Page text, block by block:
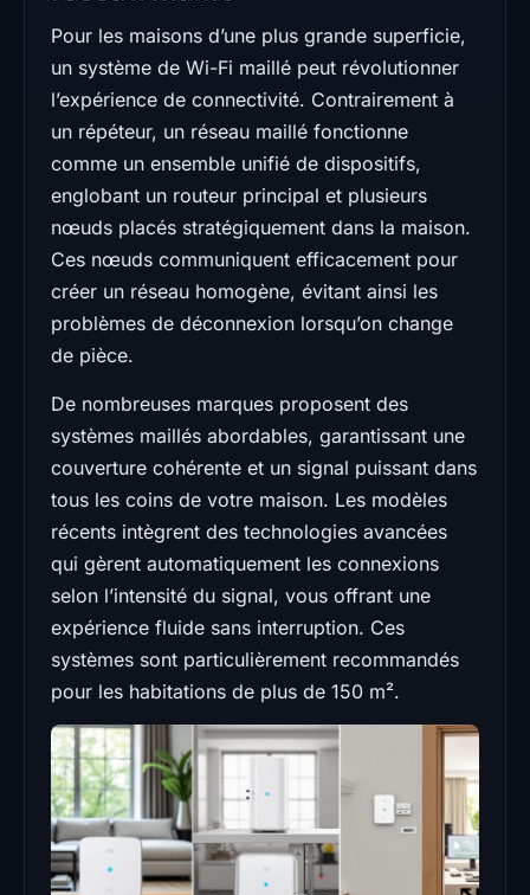
Pour les maisons d’une plus grande superficie,
un système de Wi-Fi maillé peut révolutionner
l’expérience de connectivité. Contrairement à
un répéteur, un réseau maillé fonctionne
comme un ensemble unifié de dispositifs,
englobant un routeur principal et plusieurs
nœuds placés stratégiquement dans la maison.
Ces nœuds communiquent efficacement pour
créer un réseau homogène, évitant ainsi les
problèmes de déconnexion lorsqu’on change
de pièce.
De nombreuses marques proposent des
systèmes maillés abordables, garantissant une
couverture cohérente et un signal puissant dans
tous les coins de votre maison. Les modèles
récents intègrent des technologies avancées
qui gèrent automatiquement les connexions
selon l’intensité du signal, vous offrant une
expérience fluide sans interruption. Ces
systèmes sont particulièrement recommandés
pour les habitations de plus de 150 m².